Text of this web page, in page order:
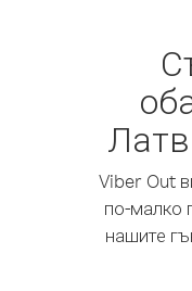
Viber Out
по-малко
нашите